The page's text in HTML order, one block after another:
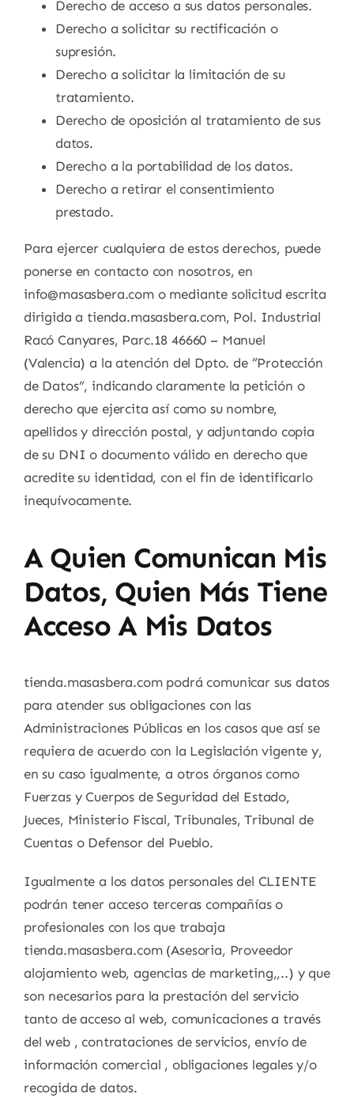
Derecho de acceso a sus datos personales.
Derecho a solicitar su rectificación o
supresión.
Derecho a solicitar la limitación de su
tratamiento.
Derecho de oposición al tratamiento de sus
datos.
Derecho a la portabilidad de los datos.
Derecho a retirar el consentimiento
prestado.
Para ejercer cualquiera de estos derechos, puede
ponerse en contacto con nosotros, en
info@masasbera.com o mediante solicitud escrita
dirigida a tienda.masasbera.com, Pol. Industrial
Racó Canyares, Parc.18 46660 – Manuel
(Valencia) a la atención del Dpto. de “Protección
de Datos”, indicando claramente la petición o
derecho que ejercita así como su nombre,
apellidos y dirección postal, y adjuntando copia
de su DNI o documento válido en derecho que
acredite su identidad, con el fin de identificarlo
inequívocamente.
A Quien Comunican Mis
Datos, Quien Más Tiene
Acceso A Mis Datos
tienda.masasbera.com podrá comunicar sus datos
para atender sus obligaciones con las
Administraciones Públicas en los casos que así se
requiera de acuerdo con la Legislación vigente y,
en su caso igualmente, a otros órganos como
Fuerzas y Cuerpos de Seguridad del Estado,
Jueces, Ministerio Fiscal, Tribunales, Tribunal de
Cuentas o Defensor del Pueblo.
Igualmente a los datos personales del CLIENTE
podrán tener acceso terceras compañías o
profesionales con los que trabaja
tienda.masasbera.com (Asesoria, Proveedor
alojamiento web, agencias de marketing,,..) y que
son necesarios para la prestación del servicio
tanto de acceso al web, comunicaciones a través
del web , contrataciones de servicios, envío de
información comercial , obligaciones legales y/o
recogida de datos.